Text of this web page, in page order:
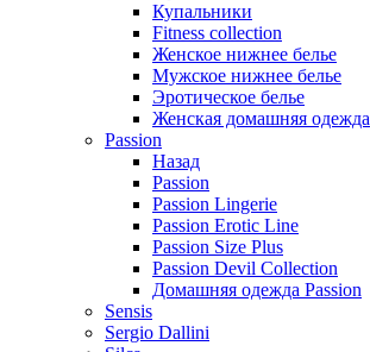
Купальники
Fitness collection
Женское нижнее белье
Мужское нижнее белье
Эротическое белье
Женская домашняя одежда
Passion
Назад
Passion
Passion Lingerie
Passion Erotic Line
Passion Size Plus
Passion Devil Collection
Домашняя одежда Passion
Sensis
Sergio Dallini